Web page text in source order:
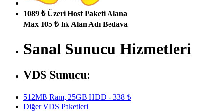
1089 ₺ Üzeri Host Paketi Alana
Max 105 ₺`lık Alan Adı Bedava
Sanal Sunucu Hizmetleri
VDS Sunucu:
512MB Ram, 25GB HDD - 338 ₺
Diğer VDS Paketleri